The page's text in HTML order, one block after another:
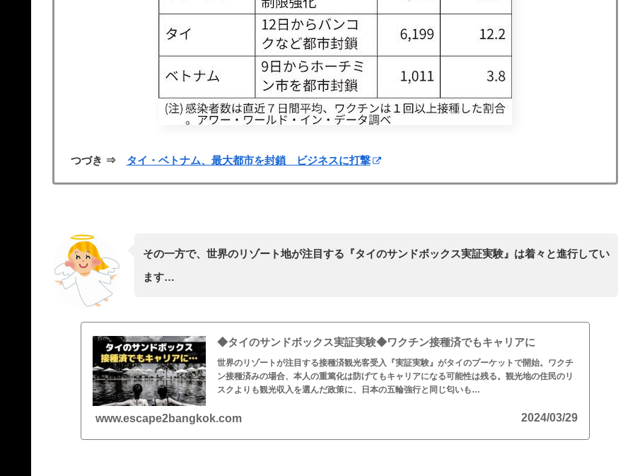
つづき ⇒ タイ・ベトナム、最大都市を封鎖 ビジネスに打撃
その一方で、世界のリゾート地が注目する『タイのサンドボックス実証実験』は着々と進行してい
ます…
◆タイのサンドボックス実証実験◆ワクチン接種済でもキャリアに
世界のリゾートが注目する接種済観光客受入『実証実験』がタイのプーケットで開始。ワクチ
ン接種済みの場合、本人の重篤化は防げてもキャリアになる可能性は残る。観光地の住民のリ
スクよりも観光収入を選んだ政策に、日本の五輪強行と同じ匂いも…
www.escape2bangkok.com 2024/03/29